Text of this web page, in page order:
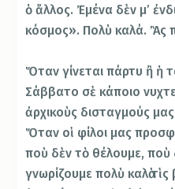
ὁ ἄλλος. Ἐμένα δὲν μ’
κόσμος». Πολὺ καλά. Ἂς
Ὅταν γίνεται πάρτυ ἢ ἡ
Σάββατο σὲ κάποιο
ἀρχικοὺς δισταγμούς
Ὅταν οἱ φίλοι μας
ποὺ δὲν τὸ θέλουμε,
γνωρίζουμε πολὺ καλὰ